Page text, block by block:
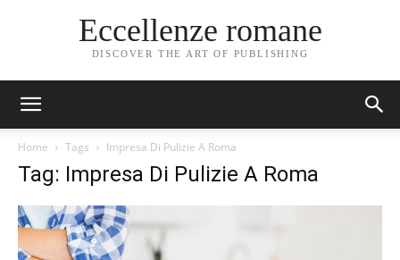
Eccellenze romane
DISCOVER THE ART OF PUBLISHING
Home Tags Impresa Di Pulizie A Roma
Tag: Impresa Di Pulizie A Roma